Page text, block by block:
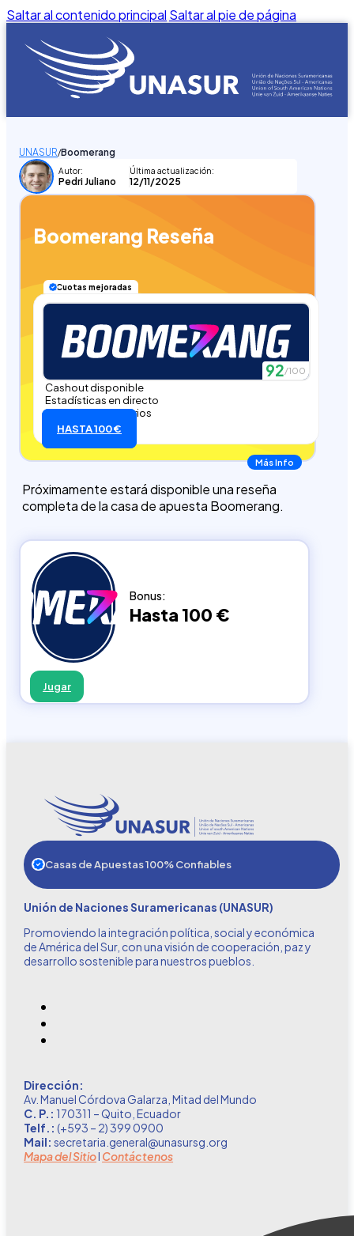
Saltar al contenido principal Saltar al pie de página
UNASUR/Boomerang
Autor:
Pedri Juliano
Última actualización:
12/11/2025
Boomerang Reseña
92/100
Cuotas mejoradas
Cashout disponible
Estadísticas en directo
+200 eventos diarios
HASTA 100 €
Más Info
Próximamente estará disponible una reseña
completa de la casa de apuesta Boomerang.
Bonus:
Hasta 100 €
Jugar
Casas de Apuestas 100% Confiables
Unión de Naciones Suramericanas (UNASUR)
Promoviendo la integración política, social y económica
de América del Sur, con una visión de cooperación, paz y
desarrollo sostenible para nuestros pueblos.
Dirección:
Av. Manuel Córdova Galarza, Mitad del Mundo
C. P.: 170311 – Quito, Ecuador
Telf.:(+593 – 2) 399 0900
Mail:secretaria.general@unasursg.org
Mapa del SitioI Contáctenos